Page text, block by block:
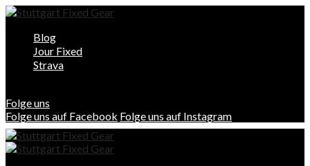
Blog
Jour Fixed
Strava
Folge uns
Folge uns auf Facebook Folge uns auf Instagram